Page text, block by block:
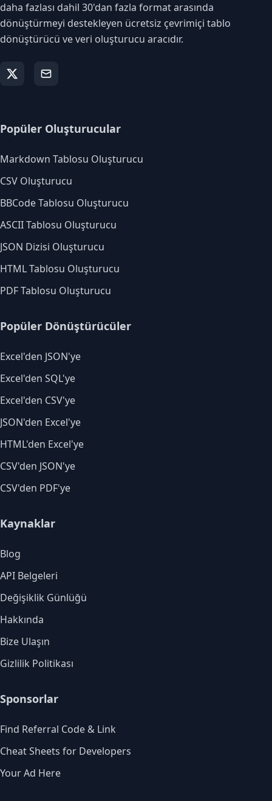
daha fazlası dahil 30'dan fazla format arasında
dönüştürmeyi destekleyen ücretsiz çevrimiçi tablo
dönüştürücü ve veri oluşturucu aracıdır.
Popüler Oluşturucular
Markdown Tablosu Oluşturucu
CSV Oluşturucu
BBCode Tablosu Oluşturucu
ASCII Tablosu Oluşturucu
JSON Dizisi Oluşturucu
HTML Tablosu Oluşturucu
PDF Tablosu Oluşturucu
Popüler Dönüştürücüler
Excel'den JSON'ye
Excel'den SQL'ye
Excel'den CSV'ye
JSON'den Excel'ye
HTML'den Excel'ye
CSV'den JSON'ye
CSV'den PDF'ye
Kaynaklar
Blog
API Belgeleri
Değişiklik Günlüğü
Hakkında
Bize Ulaşın
Gizlilik Politikası
Sponsorlar
Find Referral Code & Link
Cheat Sheets for Developers
Your Ad Here